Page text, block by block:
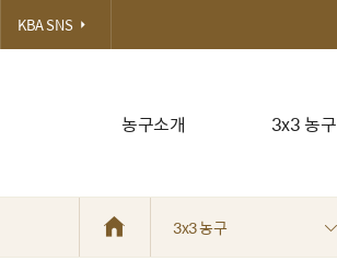
농구소개 3x3 농구
KBA SNS
3x3 농구